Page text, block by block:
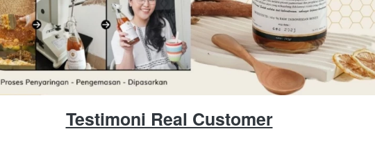
Testimoni Real Customer